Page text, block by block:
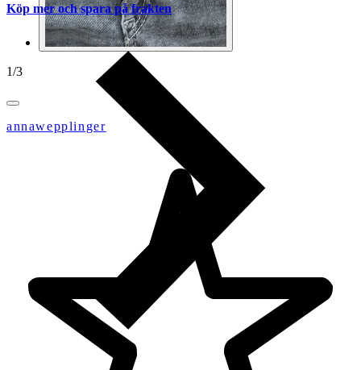
1/3
annawepplinger
Köp mer och spara på frakten